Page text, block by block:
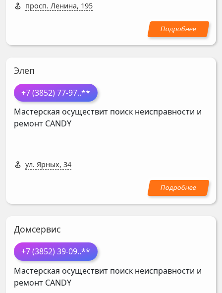
просп. Ленина, 195
Элеп
+7 (3852) 77-97..**
Мастерская осуществит поиск неисправности и
ремонт CANDY
ул. Ярных, 34
Домсервис
+7 (3852) 39-09..**
Мастерская осуществит поиск неисправности и
ремонт CANDY